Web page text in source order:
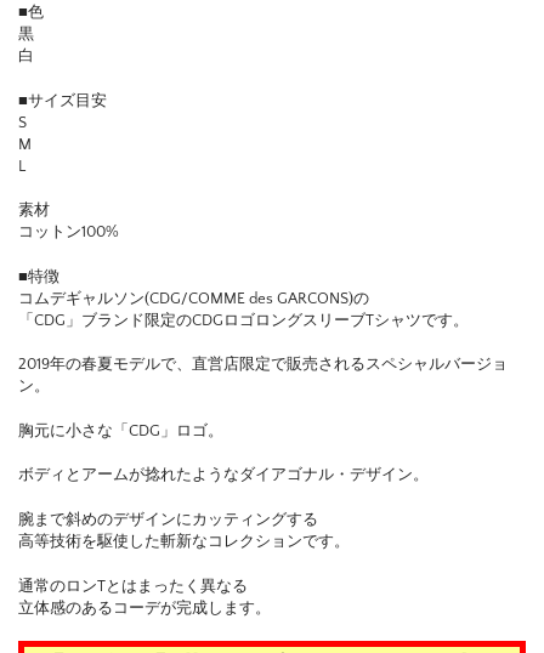
■色
黒
白
■サイズ目安
S
M
L
素材
コットン100%
■特徴
コムデギャルソン(CDG/COMME des GARCONS)の
「CDG」ブランド限定のCDGロゴロングスリーブTシャツです。
2019年の春夏モデルで、直営店限定で販売されるスペシャルバージョ
ン。
胸元に小さな「CDG」ロゴ。
ボディとアームが捻れたようなダイアゴナル・デザイン。
腕まで斜めのデザインにカッティングする
高等技術を駆使した斬新なコレクションです。
通常のロンTとはまったく異なる
立体感のあるコーデが完成します。